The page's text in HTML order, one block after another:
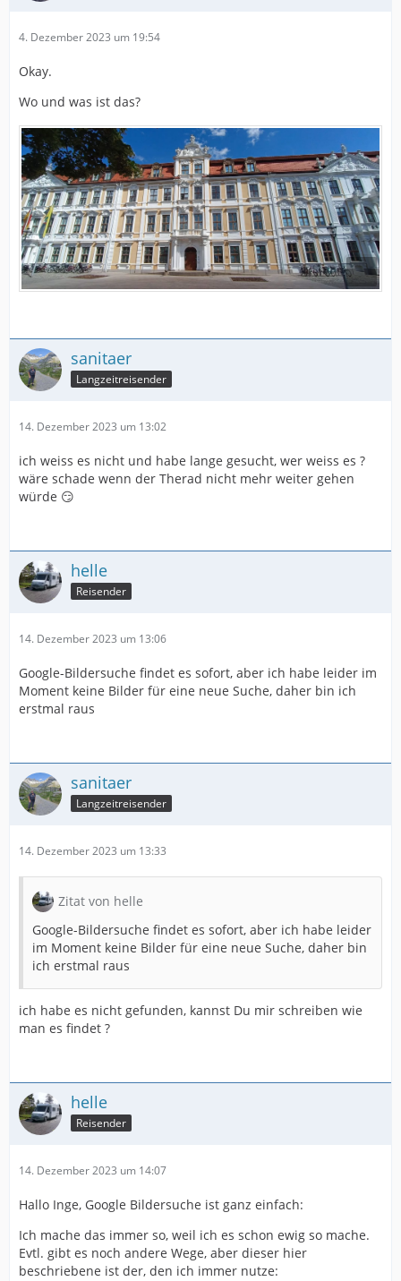
4. Dezember 2023 um 19:54
Okay.
Wo und was ist das?
sanitaer
Langzeitreisender
14. Dezember 2023 um 13:02
ich weiss es nicht und habe lange gesucht, wer weiss es ?
wäre schade wenn der Therad nicht mehr weiter gehen
würde 😏
helle
Reisender
14. Dezember 2023 um 13:06
Google-Bildersuche findet es sofort, aber ich habe leider im
Moment keine Bilder für eine neue Suche, daher bin ich
erstmal raus
sanitaer
Langzeitreisender
14. Dezember 2023 um 13:33
Zitat von helle
Google-Bildersuche findet es sofort, aber ich habe leider
im Moment keine Bilder für eine neue Suche, daher bin
ich erstmal raus
ich habe es nicht gefunden, kannst Du mir schreiben wie
man es findet ?
helle
Reisender
14. Dezember 2023 um 14:07
Hallo Inge, Google Bildersuche ist ganz einfach:
Ich mache das immer so, weil ich es schon ewig so mache.
Evtl. gibt es noch andere Wege, aber dieser hier
beschriebene ist der, den ich immer nutze: